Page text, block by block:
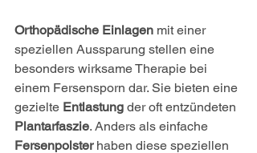
Orthopädische Einlagen mit einer
speziellen Aussparung stellen eine
besonders wirksame Therapie bei
einem Fersensporn dar. Sie bieten eine
gezielte Entlastung der oft entzündeten
Plantarfaszie. Anders als einfache
Fersenpolster haben diese speziellen